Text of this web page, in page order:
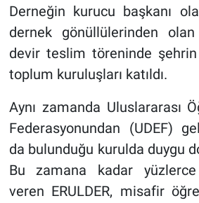
Derneğin kurucu başkanı
dernek gönüllülerinden
devir teslim töreninde
toplum kuruluşları katıldı.
Aynı zamanda Uluslararası
Federasyonundan (UDEF)
da bulunduğu kurulda duygu
Bu zamana kadar
veren ERULDER, misafir